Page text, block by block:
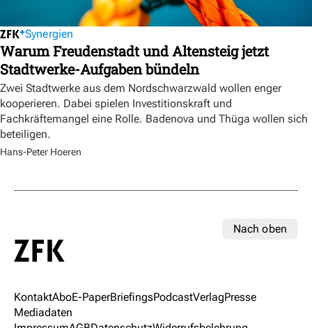
Synergien
Warum Freudenstadt und Altensteig jetzt
Stadtwerke-Aufgaben bündeln
Zwei Stadtwerke aus dem Nordschwarzwald wollen enger
kooperieren. Dabei spielen Investitionskraft und
Fachkräftemangel eine Rolle. Badenova und Thüga wollen sich
beteiligen.
Hans-Peter Hoeren
Nach oben
KontaktAboE-PaperBriefingsPodcastVerlagPresse
Mediadaten